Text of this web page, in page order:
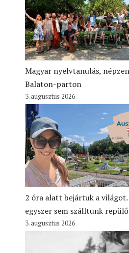
Magyar nyelvtanulás,
Balaton-parton
3. augusztus 2026
2 óra alatt bejártuk a
egyszer sem szálltunk
3. augusztus 2026